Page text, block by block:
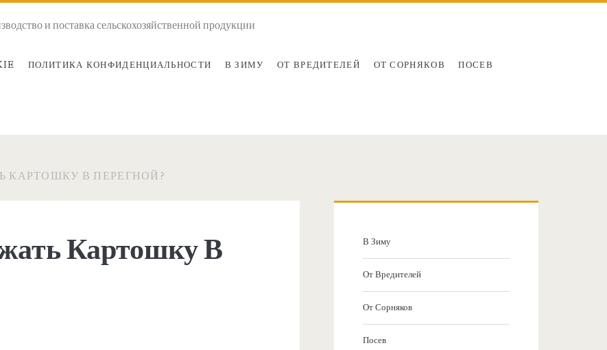
и поставка сельскохозяйственной продукции
ПОЛИТИКА КОНФИДЕНЦИАЛЬНОСТИ В ЗИМУ ОТ ВРЕДИТЕЛЕЙ ОТ СОРНЯКОВ ПОСЕВ
КАРТОШКУ В ПЕРЕГНОЙ?
Картошку В
боковая
колонка
В Зиму
От Вредителей
От Сорняков
Посев